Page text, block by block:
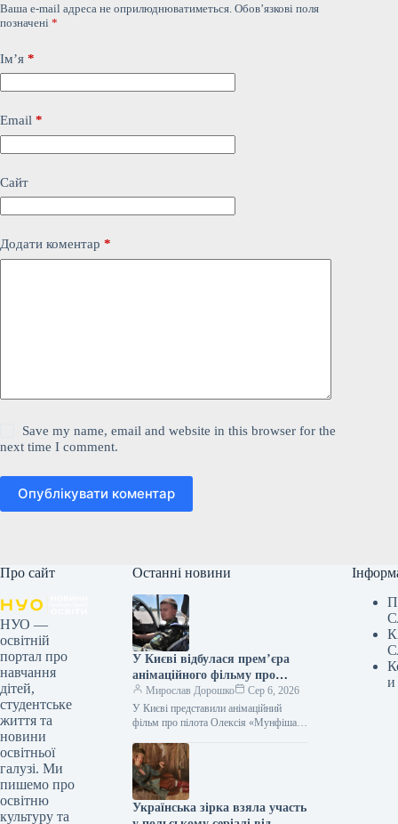
Ваша e-mail адреса не оприлюднюватиметься. Обов’язкові поля
позначені *
Ім’я *
Email *
Сайт
Додати коментар *
Save my name, email and website in this browser for the
next time I comment.
Опублікувати коментар
Про сайт
НУО —
освітній
портал про
навчання
дітей,
студентське
життя та
новини
освітньої
галузі. Ми
пишемо про
освітню
культуру та
Останні новини
У Києві відбулася прем’єра
анімаційного фільму про
пілота Олексія «Мунфіша»
Меся.
Мирослав Дорошко
Сер 6, 2026
У Києві представили анімаційний
фільм про пілота Олексія «Мунфіша»
Укрінформ У Музеї війни відбулася
прем’єра першої…
Українська зірка взяла участь
и